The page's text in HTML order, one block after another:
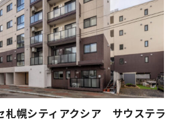
札幌シティアクシア サウステラ